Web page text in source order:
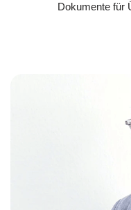
Dokumente für